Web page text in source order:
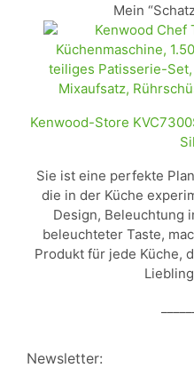
Mein
Kenwood-Store
Sie ist eine perfekte
die in der Küche
Design, Beleuchtung
beleuchteter Taste,
Produkt für jede Küche,
Newsletter: